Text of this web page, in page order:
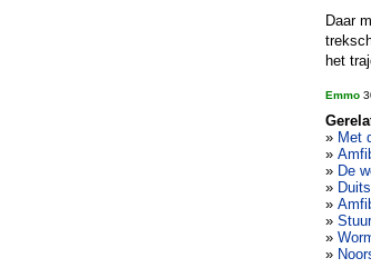
Daar
het
Emmo
» Met
»
» De
»
»
»
»
»